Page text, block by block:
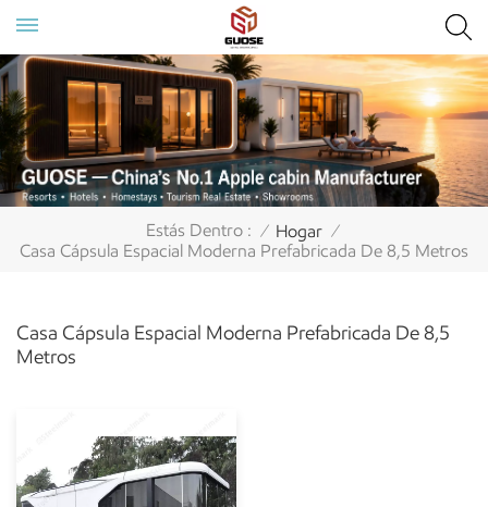
Estás Dentro : / Hogar /
Casa Cápsula Espacial Moderna Prefabricada De 8,5 Metros
Casa Cápsula Espacial Moderna Prefabricada De 8,5
Metros